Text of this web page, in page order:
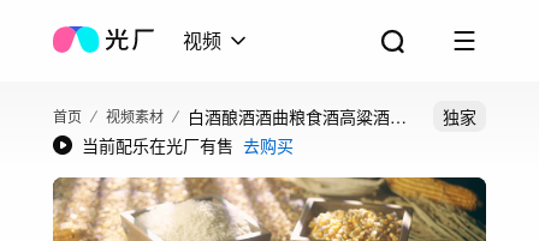
视频
首页 视频素材
白酒酿酒酒曲粮食酒高粱酒五
粮液大曲酒窖
独家
当前配乐在光厂有售 去购买